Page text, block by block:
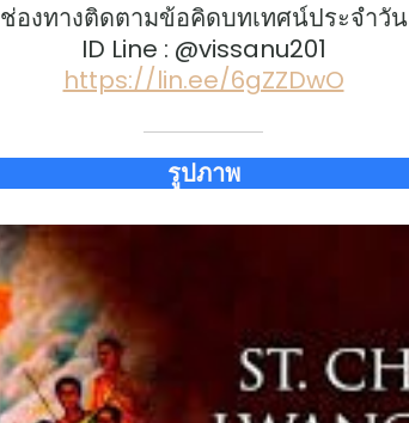
ช่องทางติดตามข้อคิดบทเทศน์ประจำวัน
ID Line : @vissanu201
https://lin.ee/6gZZDwO
รูปภาพ